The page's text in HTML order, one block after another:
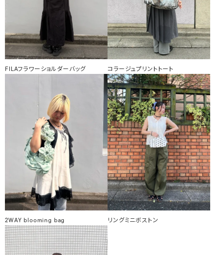
FILAフラワーショルダーバッグ コラージュプリントトート
2WAY blooming bag リングミニボストン